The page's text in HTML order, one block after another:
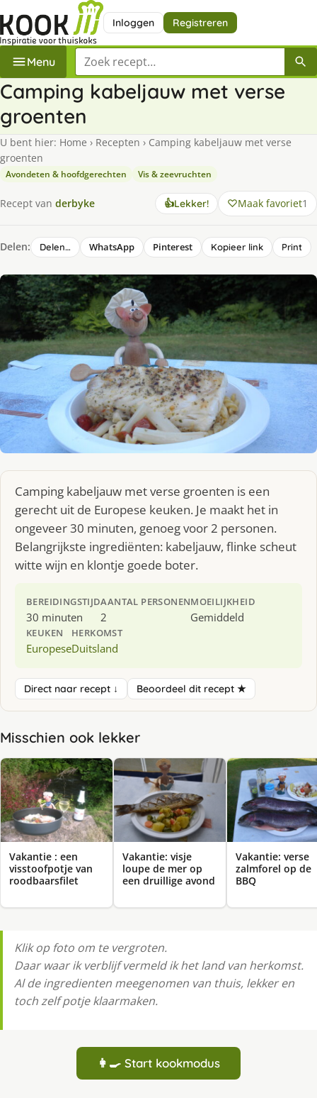
Inloggen Registreren
Menu Zoek een recept
Camping kabeljauw met verse
groenten
U bent hier: Home › Recepten › Camping kabeljauw met verse
groenten
Avondeten & hoofdgerechten Vis & zeevruchten
Recept van derbyke 👍Lekker! Maak favoriet1
Delen: Delen… WhatsApp Pinterest Kopieer link Print
Camping kabeljauw met verse groenten is een
gerecht uit de Europese keuken. Je maakt het in
ongeveer 30 minuten, genoeg voor 2 personen.
Belangrijkste ingrediënten: kabeljauw, flinke scheut
witte wijn en klontje goede boter.
BEREIDINGSTIJD
30 minuten
AANTAL PERSONEN
2
MOEILIJKHEID
Gemiddeld
KEUKEN
Europese
HERKOMST
Duitsland
Direct naar recept ↓ Beoordeel dit recept ★
Misschien ook lekker
Vakantie : een
visstoofpotje van
roodbaarsfilet
Vakantie: visje
loupe de mer op
een druillige avond
Vakantie: verse
zalmforel op de
BBQ
Klik op foto om te vergroten.
Daar waar ik verblijf vermeld ik het land van herkomst.
Al de ingredienten meegenomen van thuis, lekker en
toch zelf potje klaarmaken.
👩‍🍳 Start kookmodus